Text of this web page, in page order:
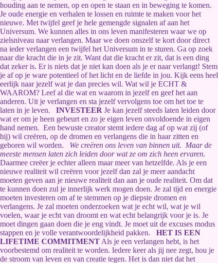
houding aan te nemen, op en open te staan en in beweging te komen.
Je oude energie en verhalen te lossen en ruimte te maken voor het
nieuwe. Met twijfel geef je hele gemengde signalen af aan het
Universum. We kunnen alles in ons leven manifesteren waar we op
zielsniveau naar verlangen. Maar we doen onszelf te kort door direct
na ieder verlangen een twijfel het Universum in te sturen. Ga op zoek
naar die kracht die in je zit. Want dat die kracht er zit, dat is een ding
dat zeker is. Er is niets dat je niet kan doen als je er naar verlangt! Stem
je af op je ware potentieel of het licht en de liefde in jou. Kijk eens heel
eerlijk naar jezelf wat je dan precies wil. Wat wil je ECHT &
WAAROM? Leef al die wat en waarom in jezelf en geef het aan
anderen. Uit je verlangen en sta jezelf vervolgens toe om het toe te
laten in je leven. INVESTEER Je kan jezelf steeds laten leiden door
wat er om je heen gebeurt en zo je eigen leven onvoldoende in eigen
hand nemen. Een bewuste creator stemt iedere dag af op wat zij (of
hij) wil creëren, op de dromen en verlangens die in haar zitten en
geboren wil worden.
We creëren ons leven van binnen uit. Maar de
meeste mensen laten zich leiden door wat ze om zich heen ervaren.
Daarmee creëer je echter alleen maar meer van hetzelfde. Als je een
nieuwe realiteit wil creëren voor jezelf dan zal je meer aandacht
moeten geven aan je nieuwe realiteit dan aan je oude realiteit. Om dat
te kunnen doen zul je innerlijk werk mogen doen. Je zal tijd en energie
moeten investeren om af te stemmen op je diepste dromen en
verlangens. Je zal moeten onderzoeken wat je echt wil, wat je wil
voelen, waar je echt van droomt en wat echt belangrijk voor je is. Je
moet dingen gaan doen die je eng vindt. Je moet uit de excuses modus
stappen en je volle verantwoordelijkheid pakken. HET IS EEN
LIFETIME COMMITMENT Als je een verlangen hebt, is het
voorbestemd om realiteit te worden. Iedere keer als jij nee zegt, hou je
de stroom van leven en van creatie tegen. Het is dan niet dat het